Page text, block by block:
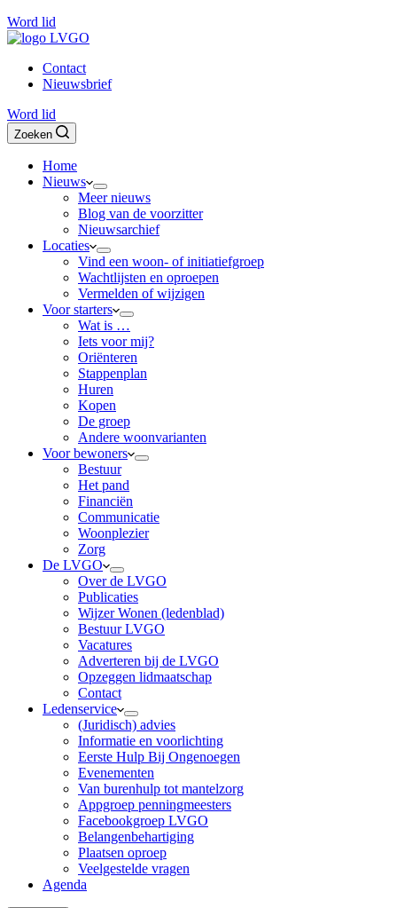
Word lid
Contact
Nieuwsbrief
Word lid
Zoeken
Home
Nieuws
Meer nieuws
Blog van de voorzitter
Nieuwsarchief
Locaties
Vind een woon- of initiatiefgroep
Wachtlijsten en oproepen
Vermelden of wijzigen
Voor starters
Wat is …
Iets voor mij?
Oriënteren
Stappenplan
Huren
Kopen
De groep
Andere woonvarianten
Voor bewoners
Bestuur
Het pand
Financiën
Communicatie
Woonplezier
Zorg
De LVGO
Over de LVGO
Publicaties
Wijzer Wonen (ledenblad)
Bestuur LVGO
Vacatures
Adverteren bij de LVGO
Opzeggen lidmaatschap
Contact
Ledenservice
(Juridisch) advies
Informatie en voorlichting
Eerste Hulp Bij Ongenoegen
Evenementen
Van burenhulp tot mantelzorg
Appgroep penningmeesters
Facebookgroep LVGO
Belangenbehartiging
Plaatsen oproep
Veelgestelde vragen
Agenda